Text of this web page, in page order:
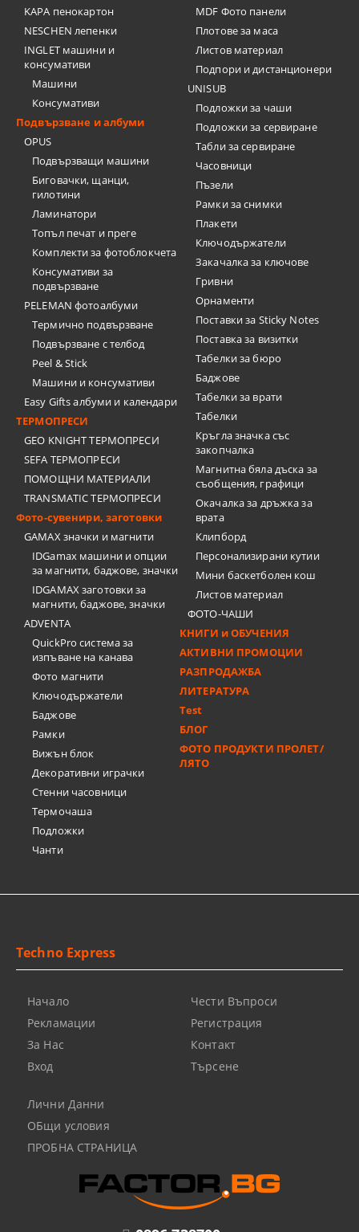
KAPA пенокартон
NESCHEN лепенки
INGLET машини и
консумативи
Машини
Консумативи
Подвързване и албуми
OPUS
Подвързващи машини
Биговачки, щанци,
гилотини
Ламинатори
Топъл печат и преге
Комплекти за фотоблокчета
Консумативи за
подвързване
PELEMAN фотоалбуми
Термично подвързване
Подвързване с телбод
Peel & Stick
Машини и консумативи
Easy Gifts албуми и календари
ТЕРМОПРЕСИ
GEO KNIGHT ТЕРМОПРЕСИ
SEFA ТЕРМОПРЕСИ
ПОМОЩНИ МАТЕРИАЛИ
TRANSMATIC ТЕРМОПРЕСИ
Фото-сувенири, заготовки
GAMAX значки и магнити
IDGamax машини и опции
за магнити, баджове, значки
IDGAMAX заготовки за
магнити, баджове, значки
ADVENTA
QuickPro система за
изпъване на канава
Фото магнити
Ключодържатели
Баджове
Рамки
Вижън блок
Декоративни играчки
Стенни часовници
Термочашa
Подложки
Чанти
MDF Фото панели
Плотове за маса
Листов материал
Подпори и дистанционери
UNISUB
Подложки за чаши
Подложки за сервиране
Табли за сервиране
Часовници
Пъзели
Рамки за снимки
Плакети
Ключодържатели
Закачалка за ключове
Гривни
Орнаменти
Поставки за Sticky Notes
Поставка за визитки
Tабелки за бюро
Баджове
Табелки за врати
Табелки
Кръгла значка със
закопчалка
Магнитна бяла дъска за
съобщения, графици
Окачалка за дръжка за
врата
Клипборд
Персонализирани кутии
Мини баскетболен кош
Листов материал
ФОТО-ЧАШИ
КНИГИ и ОБУЧЕНИЯ
АКТИВНИ ПРОМОЦИИ
РАЗПРОДАЖБА
ЛИТЕРАТУРА
Test
БЛОГ
ФОТО ПРОДУКТИ ПРОЛЕТ/
ЛЯТО
Techno Express
Начало
Рекламации
За Нас
Вход
Чести Въпроси
Регистрация
Контакт
Търсене
Лични Данни
ОБщи условия
ПРОБНА СТРАНИЦА